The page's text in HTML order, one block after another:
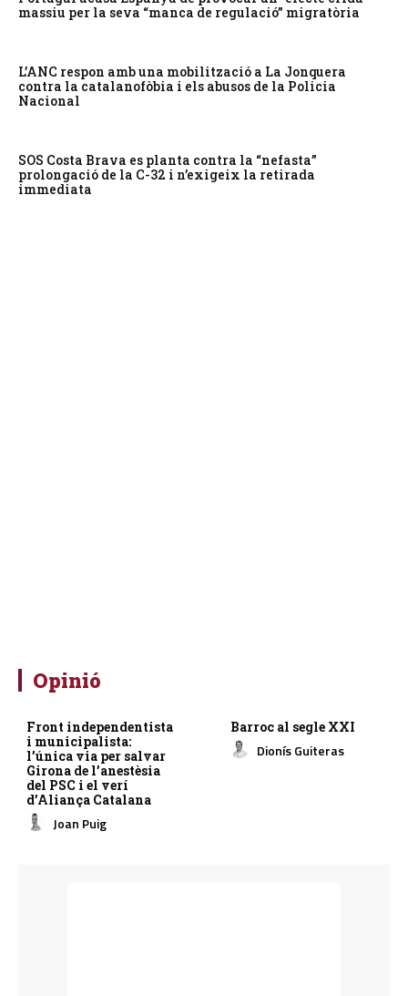
massiu per la seva “manca de regulació” migratòria
L’ANC respon amb una mobilització a La Jonquera
contra la catalanofòbia i els abusos de la Policia
Nacional
SOS Costa Brava es planta contra la “nefasta”
prolongació de la C-32 i n’exigeix la retirada
immediata
Opinió
Front independentista
i municipalista:
l’única via per salvar
Girona de l’anestèsia
del PSC i el verí
d’Aliança Catalana
Joan Puig
Barroc al segle XXI
Dionís Guiteras